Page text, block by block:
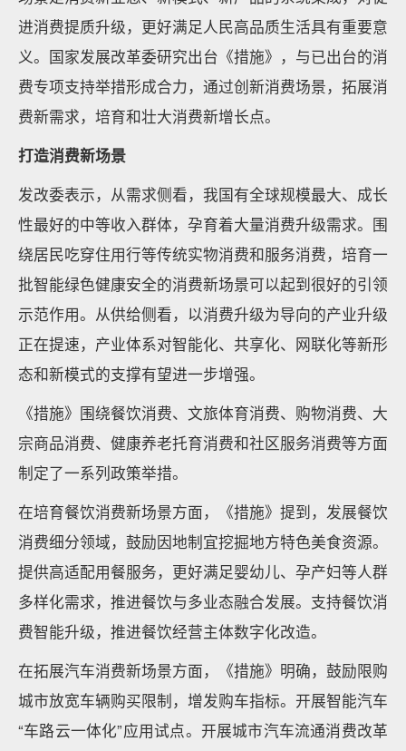
进消费提质升级，更好满足人民高品质生活具有重要意
义。国家发展改革委研究出台《措施》，与已出台的消
费专项支持举措形成合力，通过创新消费场景，拓展消
费新需求，培育和壮大消费新增长点。
打造消费新场景
发改委表示，从需求侧看，我国有全球规模最大、成长
性最好的中等收入群体，孕育着大量消费升级需求。围
绕居民吃穿住用行等传统实物消费和服务消费，培育一
批智能绿色健康安全的消费新场景可以起到很好的引领
示范作用。从供给侧看，以消费升级为导向的产业升级
正在提速，产业体系对智能化、共享化、网联化等新形
态和新模式的支撑有望进一步增强。
《措施》围绕餐饮消费、文旅体育消费、购物消费、大
宗商品消费、健康养老托育消费和社区服务消费等方面
制定了一系列政策举措。
在培育餐饮消费新场景方面，《措施》提到，发展餐饮
消费细分领域，鼓励因地制宜挖掘地方特色美食资源。
提供高适配用餐服务，更好满足婴幼儿、孕产妇等人群
多样化需求，推进餐饮与多业态融合发展。支持餐饮消
费智能升级，推进餐饮经营主体数字化改造。
在拓展汽车消费新场景方面，《措施》明确，鼓励限购
城市放宽车辆购买限制，增发购车指标。开展智能汽车
“车路云一体化”应用试点。开展城市汽车流通消费改革